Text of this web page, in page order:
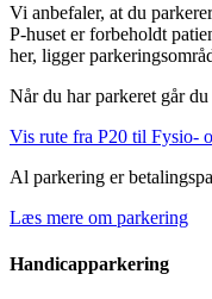
Vi anbefaler, at du
P-huset er forbeholdt
her, ligger
Når du har parkeret går
Vis rute fra P20 til Fysio-
Al parkering er
Læs mere om parkering
Handicapparkering